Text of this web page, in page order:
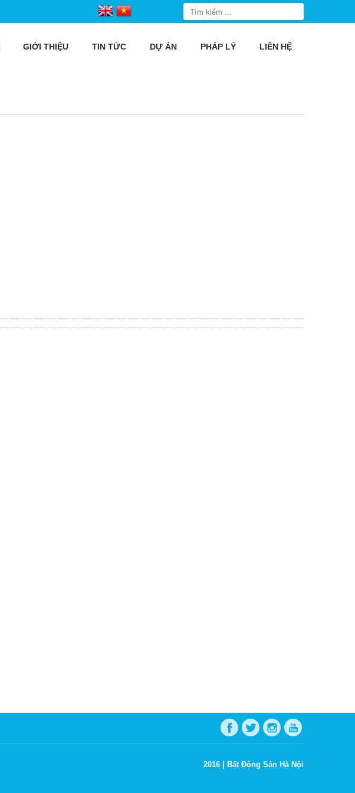
GIỚI THIỆU TIN TỨC DỰ ÁN PHÁP LÝ LIÊN HỆ
2016 | Bất Động Sản Hà Nội